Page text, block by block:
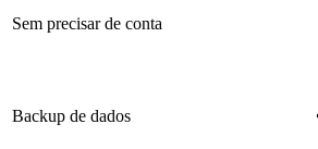
Sem precisar de conta
Backup de dados